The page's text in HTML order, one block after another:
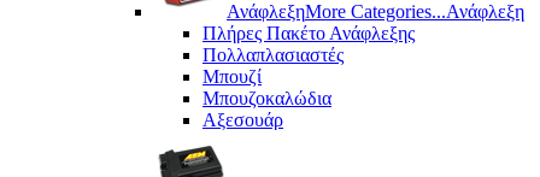
ΑνάφλεξηMore Categories...Ανάφλεξη
Πλήρες Πακέτο Ανάφλεξης
Πολλαπλασιαστές
Μπουζί
Μπουζοκαλώδια
Αξεσουάρ